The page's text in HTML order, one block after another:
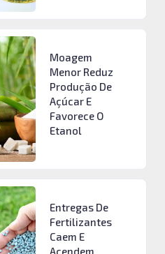
Moagem
Menor Reduz
Produção De
Açúcar E
Favorece O
Etanol
Entregas De
Fertilizantes
Caem E
Acendem